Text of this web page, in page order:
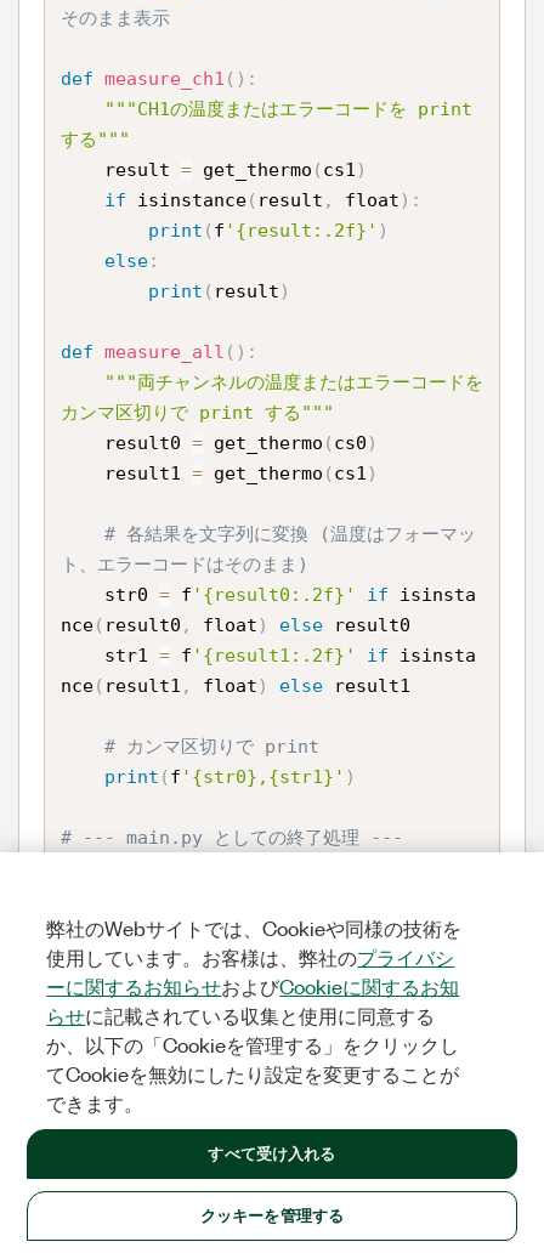
そのまま表示
def measure_ch1 ( ) :
"""CH1の温度またはエラーコードを print
する"""
    result
= get_thermo ( cs1 )
if isinstance( result , float ) :
print ( f '{result:.2f}' )
else:
print ( result )
def measure_all ( ) :
"""両チャンネルの温度またはエラーコードを
カンマ区切りで print する"""
    result0
= get_thermo ( cs0 )
    result1
= get_thermo ( cs1 )
# 各結果を文字列に変換 (温度はフォーマッ
ト、エラーコードはそのまま)
    str0
= f '{result0:.2f}' if isinsta
nce( result0 , float ) else result0
    str1
= f '{result1:.2f}' if isinsta
nce( result1 , float ) else result1
# カンマ区切りで print
print ( f '{str0},{str1}' )
# --- main.py としての終了処理 ---
else:
print ("Hardware initialization fai
led. Check connections/pins.")
# 元のコードにあった while True: ループは削
除し、REPLからの呼び出しを待つ
これでマイコン側は終了しましたので、次は
LabVIEWで温度測定プログラムを書きます。
弊社のWebサイトでは、Cookieや同様の技術を
使用しています。お客様は、弊社のプライバシ
ーに関するお知らせおよびCookieに関するお知
らせに記載されている収集と使用に同意する
か、以下の「Cookieを管理する」をクリックし
てCookieを無効にしたり設定を変更することが
できます。
クッキーを管理する
すべて受け入れる